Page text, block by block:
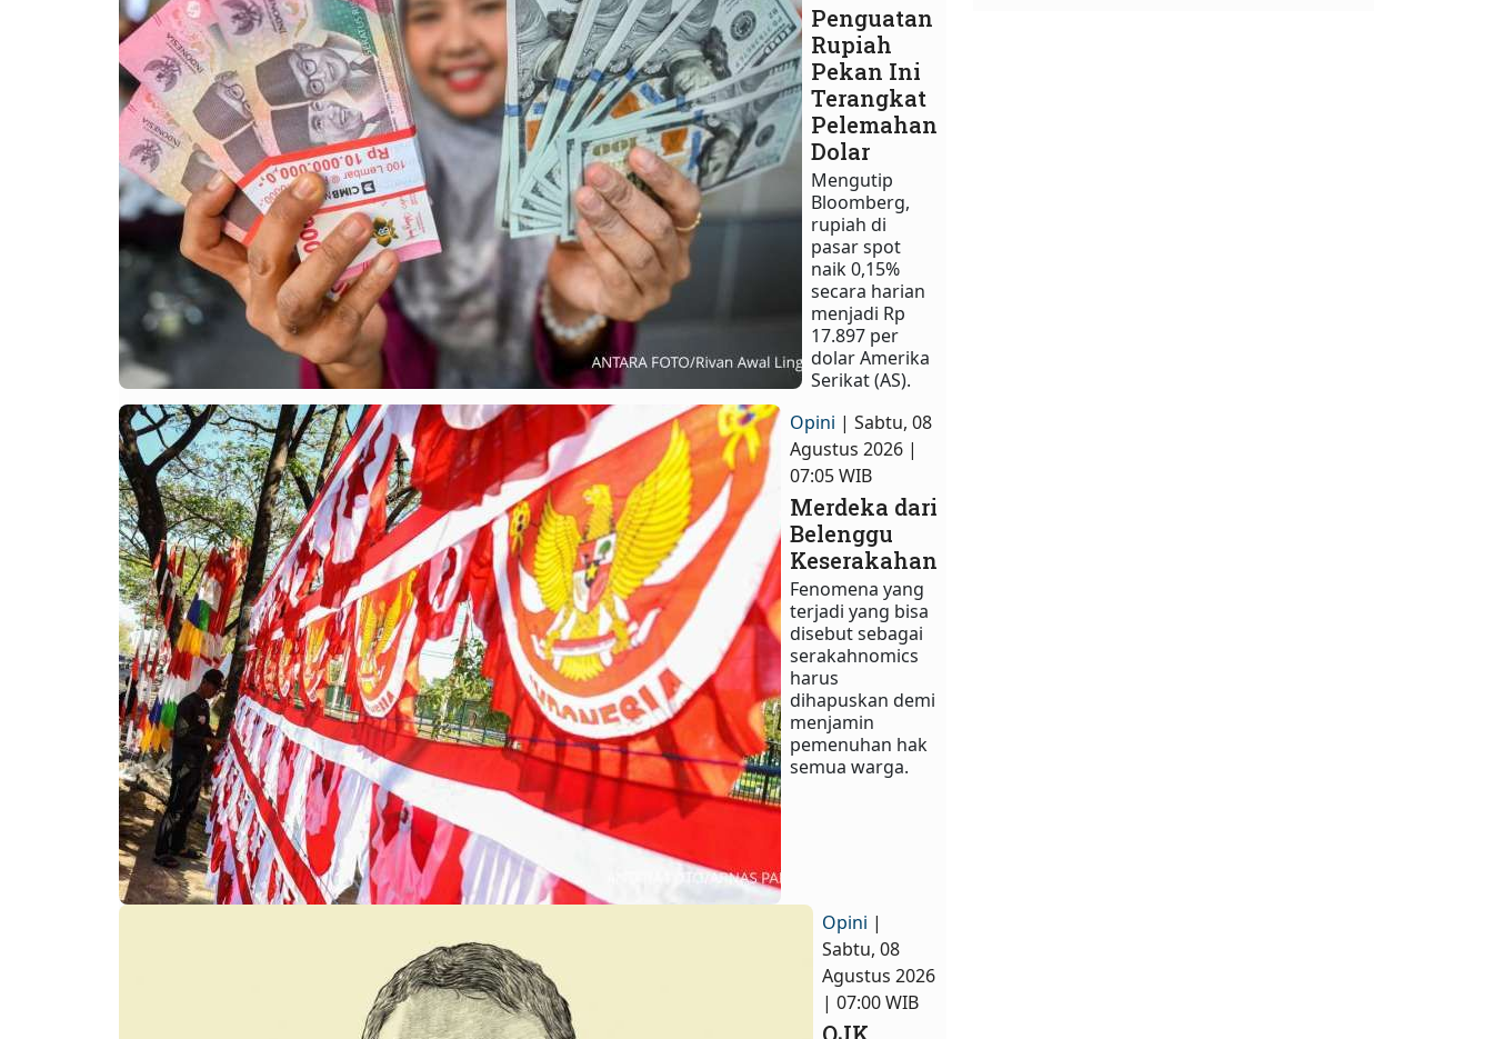
Penguatan
Rupiah
Pekan Ini
Terangkat
Pelemahan
Dolar
Mengutip
Bloomberg,
rupiah di
pasar spot
naik 0,15%
secara harian
menjadi Rp
17.897 per
dolar Amerika
Serikat (AS).
Opini | Sabtu, 08
Agustus 2026 |
07:05 WIB
Merdeka dari
Belenggu
Keserakahan
Fenomena yang
terjadi yang bisa
disebut sebagai
serakahnomics
harus
dihapuskan demi
menjamin
pemenuhan hak
semua warga.​
Opini |
Sabtu, 08
Agustus 2026
| 07:00 WIB